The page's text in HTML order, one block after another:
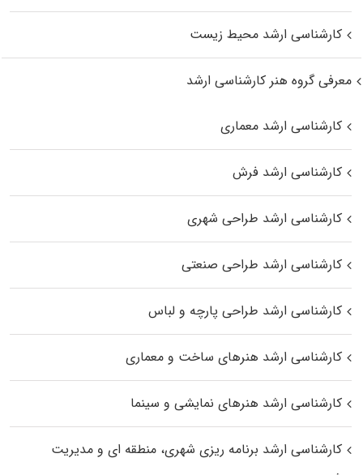
کارشناسی ارشد محیط زیست
معرفی گروه هنر کارشناسی ارشد
کارشناسی ارشد معماری
کارشناسی ارشد فرش
کارشناسی ارشد طراحی شهری
کارشناسی ارشد طراحی صنعتی
کارشناسی ارشد طراحی پارچه و لباس
کارشناسی ارشد هنرهای ساخت و معماری
کارشناسی ارشد هنرهای نمایشی و سینما
کارشناسی ارشد برنامه ریزی شهری، منطقه‌ ای و مدیریت